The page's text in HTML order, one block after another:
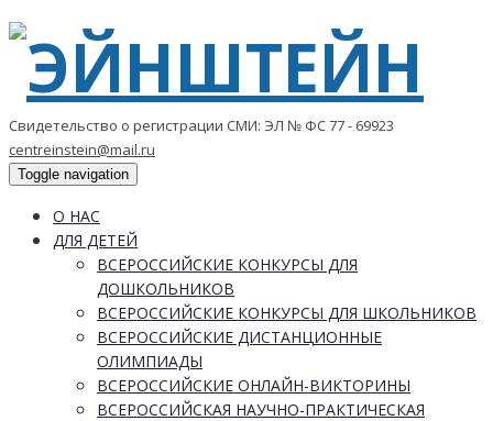
Свидетельство о регистрации СМИ: ЭЛ № ФС 77 - 69923
centreinstein@mail.ru
Toggle navigation
О НАС
ДЛЯ ДЕТЕЙ
ВСЕРОССИЙСКИЕ КОНКУРСЫ ДЛЯ
ДОШКОЛЬНИКОВ
ВСЕРОССИЙСКИЕ КОНКУРСЫ ДЛЯ ШКОЛЬНИКОВ
ВСЕРОССИЙСКИЕ ДИСТАНЦИОННЫЕ
ОЛИМПИАДЫ
ВСЕРОССИЙСКИЕ ОНЛАЙН-ВИКТОРИНЫ
ВСЕРОССИЙСКАЯ НАУЧНО-ПРАКТИЧЕСКАЯ